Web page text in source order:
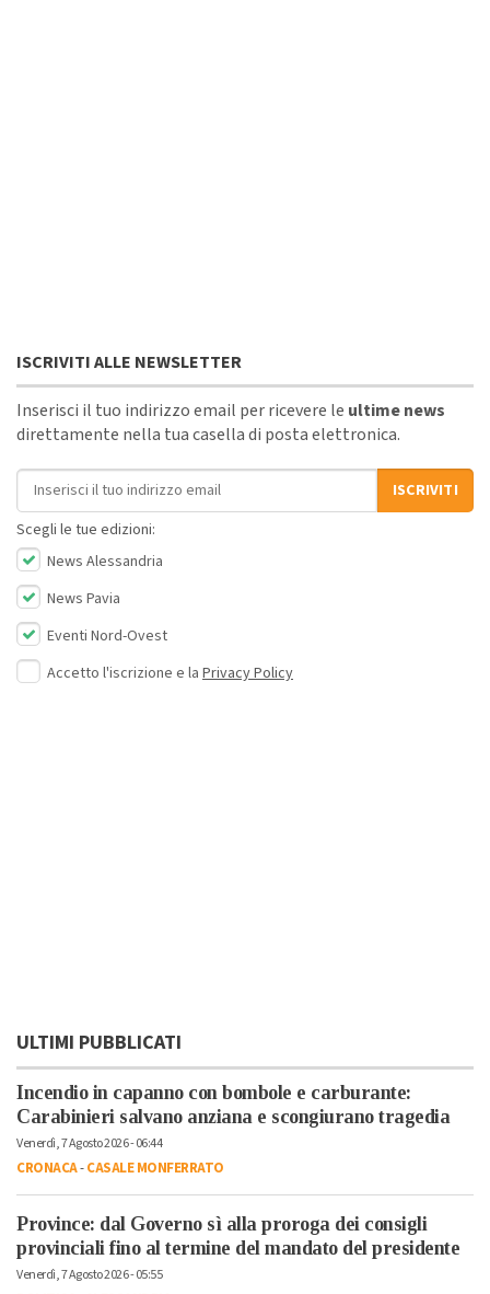
ISCRIVITI ALLE NEWSLETTER
Inserisci il tuo indirizzo email per ricevere le ultime news
direttamente nella tua casella di posta elettronica.
Indirizzo email
ISCRIVITI
Scegli le tue edizioni:
News Alessandria
News Pavia
Eventi Nord-Ovest
Accetto l'iscrizione e la Privacy Policy
ULTIMI PUBBLICATI
Incendio in capanno con bombole e carburante:
Carabinieri salvano anziana e scongiurano tragedia
Venerdì, 7 Agosto 2026 - 06:44
CRONACA-CASALE MONFERRATO
Province: dal Governo sì alla proroga dei consigli
provinciali fino al termine del mandato del presidente
Venerdì, 7 Agosto 2026 - 05:55